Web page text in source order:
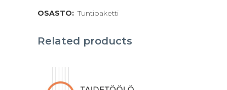
min
OSASTO: Tuntipaketti
Related products